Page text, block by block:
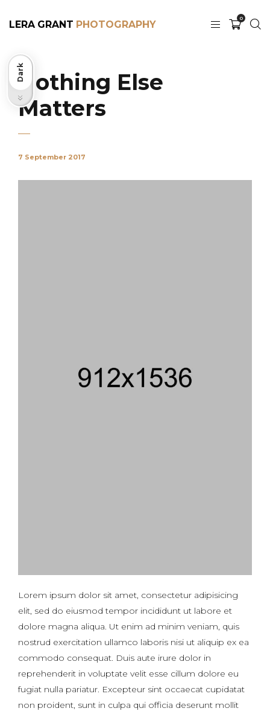
LERA GRANT
0
Nothing Else
Matters
7 September 2017
Lorem ipsum dolor sit amet, consectetur adipisicing
elit, sed do eiusmod tempor incididunt ut labore et
dolore magna aliqua. Ut enim ad minim veniam, quis
nostrud exercitation ullamco laboris nisi ut aliquip ex ea
commodo consequat. Duis aute irure dolor in
reprehenderit in voluptate velit esse cillum dolore eu
fugiat nulla pariatur. Excepteur sint occaecat cupidatat
non proident, sunt in culpa qui officia deserunt mollit
Light
Dark